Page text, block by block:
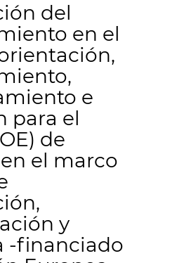
del
en el
e
para el
de
el marco
y
-financiado